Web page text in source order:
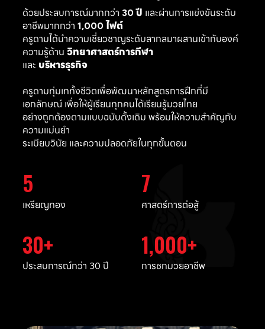
ด้วยประสบการณ์มากกว่า 30 ปี และผ่านการแข่งขันระดับ
อาชีพมากกว่า 1,000 ไฟต์
ครูดามได้นำความเชี่ยวชาญระดับสากลมาผสานเข้ากับองค์
ความรู้ด้าน วิทยาศาสตร์การกีฬา
และ บริหารธุรกิจ
ครูดามทุ่มเททั้งชีวิตเพื่อพัฒนาหลักสูตรการฝึกที่มี
เอกลักษณ์ เพื่อให้ผู้เรียนทุกคนได้เรียนรู้มวยไทย
อย่างถูกต้องตามแบบฉบับดั้งเดิม พร้อมให้ความสำคัญกับ
ความแม่นยำ
ระเบียบวินัย และความปลอดภัยในทุกขั้นตอน
5
เหรียญทอง
7
ศาสตร์การต่อสู้
30
ประสบการณ์กว่า 30 ปี
1,000
การชกมวยอาชีพ